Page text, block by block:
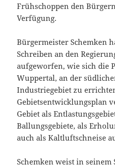
Frühschoppen den
Verfügung.
Bürgermeister Schemken
Schreiben an den
aufgeworfen, wie sich die
Wuppertal, an der
Industriegebiet zu
Gebietsentwicklungsplan
Gebiet als
Ballungsgebiete, als
auch als Kaltluftschneise
Schemken weist in